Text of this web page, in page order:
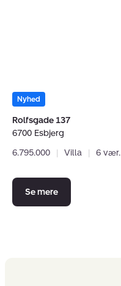
Nyhed
Rolfsgade 137
6700 Esbjerg
6.795.000
| Villa | 6 vær.
Se mere